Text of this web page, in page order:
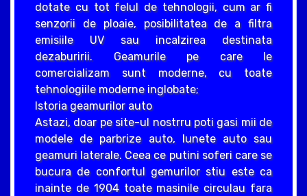
dotate cu tot felul de tehnologii, cum ar fi
senzorii de ploaie, posibilitatea de a filtra
emisiile UV sau incalzirea destinata
dezaburirii. Geamurile pe care le
comercializam sunt moderne, cu toate
tehnologiile moderne inglobate;
Istoria geamurilor auto
Astazi, doar pe site-ul nostrru poti gasi mii de
modele de parbrize auto, lunete auto sau
geamuri laterale. Ceea ce putini soferi care se
bucura de confortul gemurilor stiu este ca
inainte de 1904 toate masinile circulau fara